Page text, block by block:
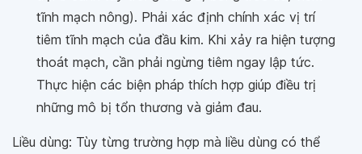
tĩnh mạch nông). Phải xác định chính xác vị trí
tiêm tĩnh mạch của đầu kim. Khi xảy ra hiện tượng
thoát mạch, cần phải ngừng tiêm ngay lập tức.
Thực hiện các biện pháp thích hợp giúp điều trị
những mô bị tổn thương và giảm đau.
Liều dùng: Tùy từng trường hợp mà liều dùng có thể